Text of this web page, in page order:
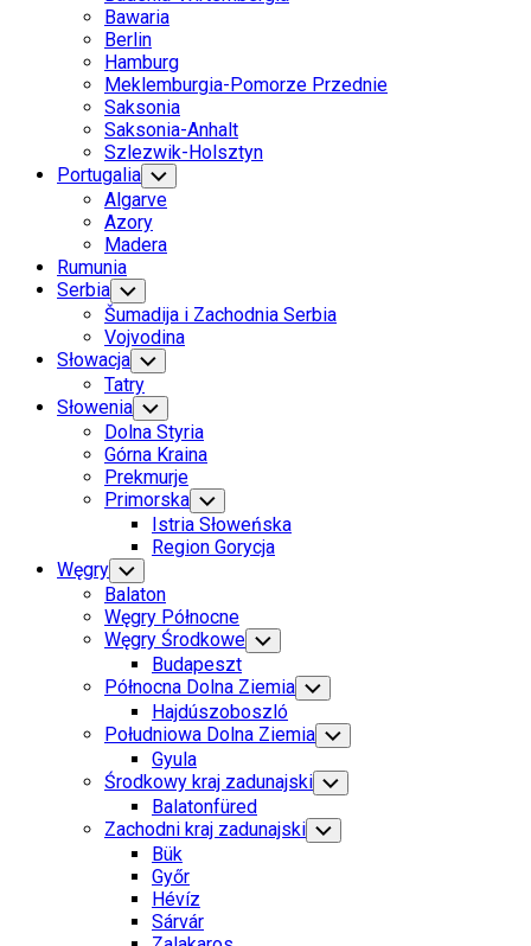
Menu
Bawaria
Berlin
Hamburg
Meklemburgia-Pomorze Przednie
Saksonia
Saksonia-Anhalt
Szlezwik-Holsztyn
Portugalia Toggle
Child
Menu
Algarve
Azory
Madera
Rumunia
Serbia Toggle
Child
Menu
Šumadija i Zachodnia Serbia
Vojvodina
Słowacja Toggle
Child
Menu
Tatry
Słowenia Toggle
Child
Menu
Dolna Styria
Górna Kraina
Prekmurje
Primorska Toggle
Child
Menu
Istria Słoweńska
Region Gorycja
Węgry Toggle
Child
Menu
Balaton
Węgry Północne
Węgry Środkowe Toggle
Child
Menu
Budapeszt
Północna Dolna Ziemia Toggle
Child
Menu
Hajdúszoboszló
Południowa Dolna Ziemia Toggle
Child
Menu
Gyula
Środkowy kraj zadunajski Toggle
Child
Menu
Balatonfüred
Zachodni kraj zadunajski Toggle
Child
Bük
Győr
Hévíz
Sárvár